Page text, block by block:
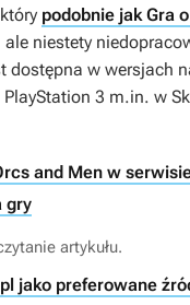
podobnie jak Gra
niestety
dostępna w wersjach
3 m.in. w
and Men w
gry
artykułu.
jako preferowane